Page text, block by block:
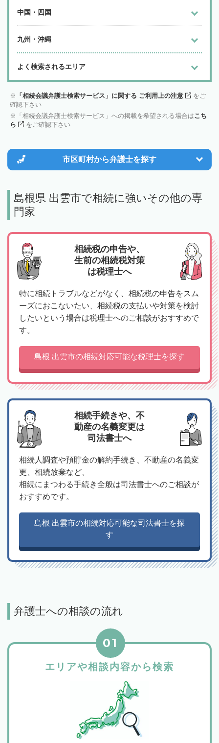
中国・四国
九州・沖縄
よく検索されるエリア
「相続会議弁護士検索サービス」に関する ご利用上の注意
をご
確認下さい
「相続会議弁護士検索サービス」への掲載を希望される場合はこち
ら
をご確認下さい
市区町村から弁護士を探す
島根県 出雲市で相続に強いその他の専
門家
相続税の申告や、
生前の相続税対策
は税理士へ
特に相続トラブルなどがなく、相続税の申告をスム
ーズにおこないたい、相続税の支払いや対策を検討
したいという場合は税理士へのご相談がおすすめで
す。
島根 出雲市の相続対応可能な税理士を探す
相続手続きや、不
動産の名義変更は
司法書士へ
相続人調査や預貯金の解約手続き、不動産の名義変
更、相続放棄など、
相続にまつわる手続き全般は司法書士へのご相談が
おすすめです。
島根 出雲市の相続対応可能な司法書士を探
す
弁護士への相談の流れ
エリアや相談内容から検索
01